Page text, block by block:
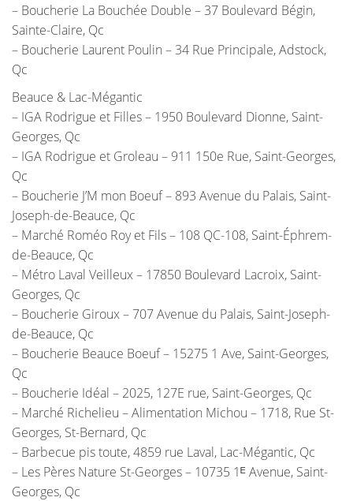
– Boucherie La Bouchée Double – 37 Boulevard Bégin,
Sainte-Claire, Qc
– Boucherie Laurent Poulin – 34 Rue Principale, Adstock,
Qc
Beauce & Lac-Mégantic
– IGA Rodrigue et Filles – 1950 Boulevard Dionne, Saint-
Georges, Qc
– IGA Rodrigue et Groleau – 911 150e Rue, Saint-Georges,
Qc
– Boucherie J’M mon Boeuf – 893 Avenue du Palais, Saint-
Joseph-de-Beauce, Qc
– Marché Roméo Roy et Fils – 108 QC-108, Saint-Éphrem-
de-Beauce, Qc
– Métro Laval Veilleux – 17850 Boulevard Lacroix, Saint-
Georges, Qc
– Boucherie Giroux – 707 Avenue du Palais, Saint-Joseph-
de-Beauce, Qc
– Boucherie Beauce Boeuf – 15275 1 Ave, Saint-Georges,
Qc
– Boucherie Idéal – 2025, 127E rue, Saint-Georges, Qc
– Marché Richelieu – Alimentation Michou – 1718, Rue St-
Georges, St-Bernard, Qc
– Barbecue pis toute, 4859 rue Laval, Lac-Mégantic, Qc
– Les Pères Nature St-Georges – 10735 1ᴱ Avenue, Saint-
Georges, Qc